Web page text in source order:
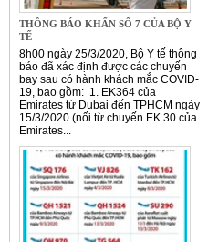
THÔNG BÁO KHẨN SỐ 7 CỦA BỘ Y
TẾ
8h00 ngày 25/3/2020, Bộ Y tế thông
báo đã xác định được các chuyến
bay sau có hành khách mắc COVID-
19, bao gồm: 1. EK364 của
Emirates từ Dubai đến TPHCM ngày
15/3/2020 (nối từ chuyến EK 30 của
Emirates...